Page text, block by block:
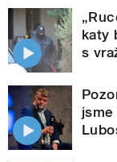
katy
s